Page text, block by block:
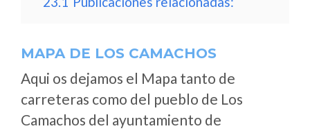
MAPA DE LOS CAMACHOS
Aqui os dejamos el Mapa tanto de
carreteras como del pueblo de Los
Camachos del ayuntamiento de